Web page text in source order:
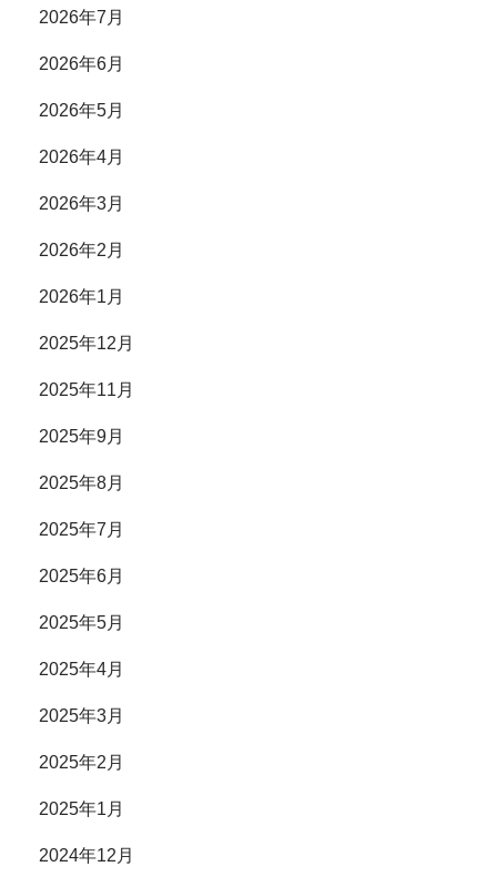
2026年7月
2026年6月
2026年5月
2026年4月
2026年3月
2026年2月
2026年1月
2025年12月
2025年11月
2025年9月
2025年8月
2025年7月
2025年6月
2025年5月
2025年4月
2025年3月
2025年2月
2025年1月
2024年12月